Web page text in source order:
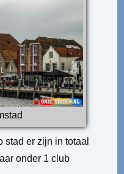
stad er zijn in totaal
onder 1 club